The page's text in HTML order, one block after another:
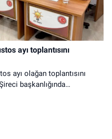
ayı toplantısını
ayı olağan toplantısını
başkanlığında